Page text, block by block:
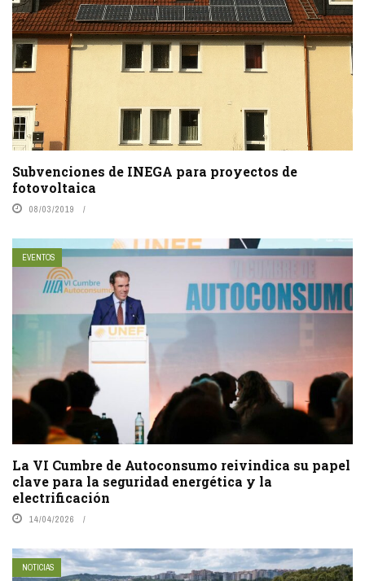
Subvenciones de INEGA para proyectos de
fotovoltaica
08/03/2019
EVENTOS
La VI Cumbre de Autoconsumo reivindica su papel
clave para la seguridad energética y la
electrificación
14/04/2026
NOTICIAS